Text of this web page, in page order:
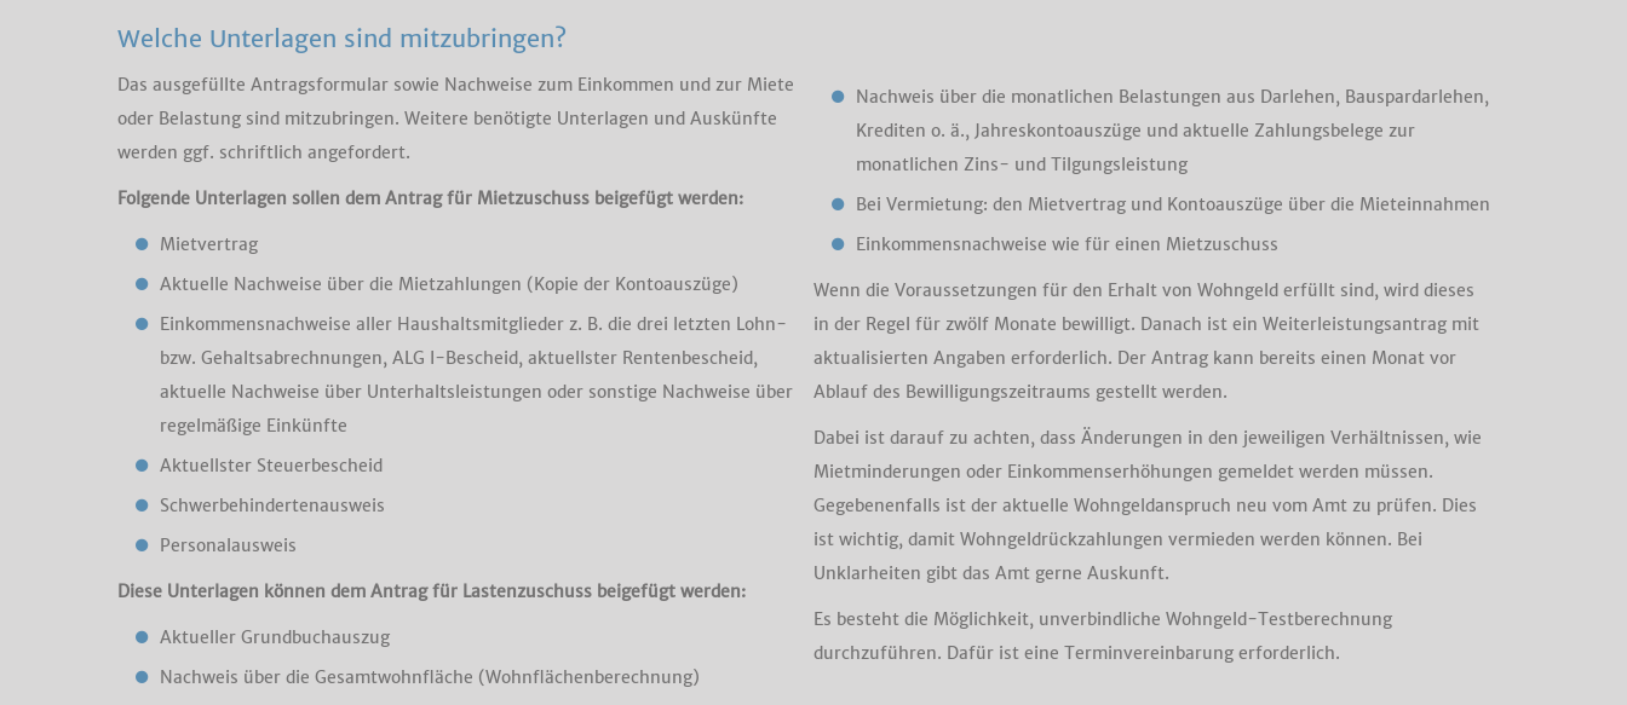
Welche Unterlagen sind mitzubringen?
Das ausgefüllte Antragsformular sowie Nachweise zum Einkommen und zur Miete
oder Belastung sind mitzubringen. Weitere benötigte Unterlagen und Auskünfte
werden ggf. schriftlich angefordert.
Folgende Unterlagen sollen dem Antrag für Mietzuschuss beigefügt werden:
Mietvertrag
Aktuelle Nachweise über die Mietzahlungen (Kopie der Kontoauszüge)
Einkommensnachweise aller Haushaltsmitglieder z. B. die drei letzten Lohn-
bzw. Gehaltsabrechnungen, ALG I-Bescheid, aktuellster Rentenbescheid,
aktuelle Nachweise über Unterhaltsleistungen oder sonstige Nachweise über
regelmäßige Einkünfte
Aktuellster Steuerbescheid
Schwerbehindertenausweis
Personalausweis
Diese Unterlagen können dem Antrag für Lastenzuschuss beigefügt werden:
Aktueller Grundbuchauszug
Nachweis über die Gesamtwohnfläche (Wohnflächenberechnung)
Nachweis über die monatlichen Belastungen aus Darlehen, Bauspardarlehen,
Krediten o. ä., Jahreskontoauszüge und aktuelle Zahlungsbelege zur
monatlichen Zins- und Tilgungsleistung
Bei Vermietung: den Mietvertrag und Kontoauszüge über die Mieteinnahmen
Einkommensnachweise wie für einen Mietzuschuss
Wenn die Voraussetzungen für den Erhalt von Wohngeld erfüllt sind, wird dieses
in der Regel für zwölf Monate bewilligt. Danach ist ein Weiterleistungsantrag mit
aktualisierten Angaben erforderlich. Der Antrag kann bereits einen Monat vor
Ablauf des Bewilligungszeitraums gestellt werden.
Dabei ist darauf zu achten, dass Änderungen in den jeweiligen Verhältnissen, wie
Mietminderungen oder Einkommenserhöhungen gemeldet werden müssen.
Gegebenenfalls ist der aktuelle Wohngeldanspruch neu vom Amt zu prüfen. Dies
ist wichtig, damit Wohngeldrückzahlungen vermieden werden können. Bei
Unklarheiten gibt das Amt gerne Auskunft.
Es besteht die Möglichkeit, unverbindliche Wohngeld-Testberechnung
durchzuführen. Dafür ist eine Terminvereinbarung erforderlich.